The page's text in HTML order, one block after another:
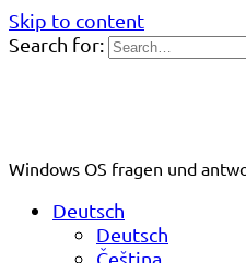
Skip to content
Search for:
Windows OS fragen und
Deutsch
Deutsch
Čeština